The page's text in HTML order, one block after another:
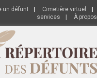
un défunt Cimetière virtuel
services
À propos